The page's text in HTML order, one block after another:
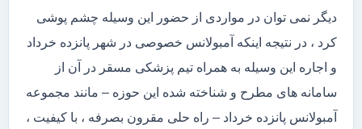
دیگر نمی توان در مواردی از حضور این وسیله چشم پوشی
کرد ، در نتیجه اینکه آمبولانس خصوصی در شهر پانزده خرداد
و اجاره این وسیله به همراه تیم پزشکی مسقر در آن از
سامانه های مطرح و شناخته شده این حوزه – مانند مجموعه
آمبولانس پانزده خرداد – راه حلی مقرون بصرفه ، با کیفیت ،